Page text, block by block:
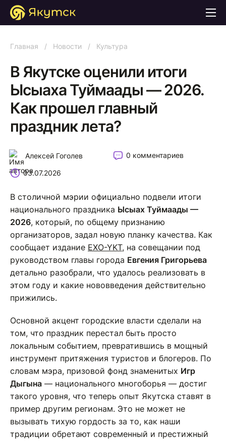
Главная / Новости / Культура
В Якутске оценили итоги
Ысыаха Туймаады — 2026.
Как прошел главный
праздник лета?
Алексей Гоголев 0 комментариев
03.07.2026
В столичной мэрии официально подвели итоги
национального праздника Ысыах Туймаады —
2026, который, по общему признанию
организаторов, задал новую планку качества. Как
сообщает издание EXO-YKT, на совещании под
руководством главы города Евгения Григорьева
детально разобрали, что удалось реализовать в
этом году и какие нововведения действительно
прижились.
Основной акцент городские власти сделали на
том, что праздник перестал быть просто
локальным событием, превратившись в мощный
инструмент притяжения туристов и блогеров. По
словам мэра, призовой фонд знаменитых Игр
Дыгына — национального многоборья — достиг
такого уровня, что теперь опыт Якутска ставят в
пример другим регионам. Это не может не
вызывать тихую гордость за то, как наши
традиции обретают современный и престижный